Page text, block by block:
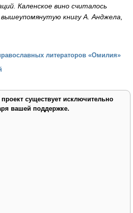
Каленское вино считалось
вышеупомянутую книгу А. Анджела,
литераторов «Омилия»
существует исключительно
вашей поддержке.